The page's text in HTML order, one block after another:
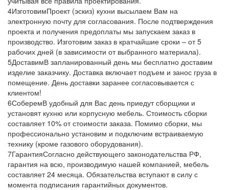
4ИзготовимПроект (эскиз) кухни высылаем Вам на
электронную почту для согласования. После подтверждения
проекта и получения предоплаты мы запускаем заказ в
производство. Изготовим заказ в кратчайшие сроки – от 5
рабочих дней (в зависимости от выбранного материала).
5ДоставимВ запланированный день мы бесплатно доставим
изделие заказчику. Доставка включает подъем и занос груза в
помещение. День доставки заранее согласовывается с
клиентом!
6СоберемВ удобный для Вас день приедут сборщики и
установят кухню или корпусную мебель. Стоимость сборки
составляет 10% от стоимости заказа. Помимо сборки, мы
профессионально установим и подключим встраиваемую
технику (кроме газового оборудования).
7ГарантияСогласно действующего законодательства РФ,
гарантия на всю, производимую нашей компанией, мебель
составляет 24 месяца. Обязательства вступают в силу с
момента подписания гарантийных документов.